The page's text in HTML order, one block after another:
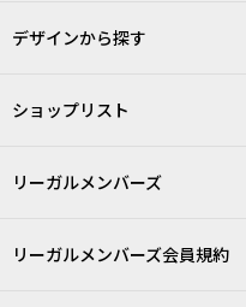
デザインから探す
ショップリスト
リーガルメンバーズ
リーガルメンバーズ会員規約